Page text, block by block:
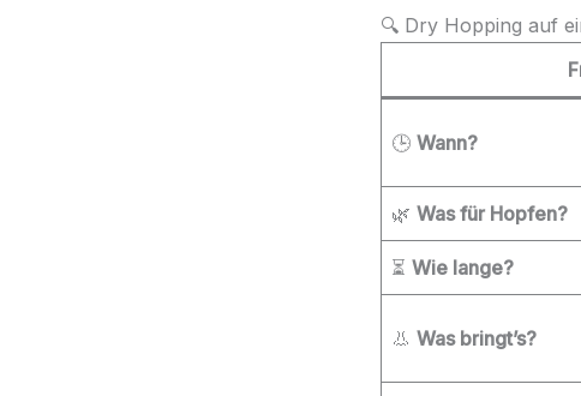
🔍 Dry Hopping auf
🕒 Wann?
🌿 Was für Hopfen?
⏳ Wie lange?
👃 Was bringt’s?